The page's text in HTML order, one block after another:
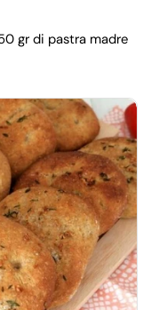
gr di pastra madre